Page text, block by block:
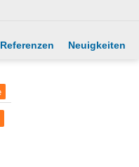
Referenzen Neuigkeiten